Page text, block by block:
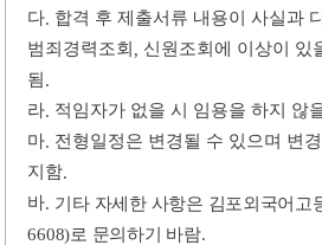
다. 합격 후 제출서류 내용이 사실과
범죄경력조회 , 신원조회에 이상이 있
됨.
라. 적임자가 없을 시 임용을 하지 않
마. 전형일정은 변경될 수 있으며 변
지함.
바. 기타 자세한 사항은 김포외국어고
6608)로 문의하기 바람.